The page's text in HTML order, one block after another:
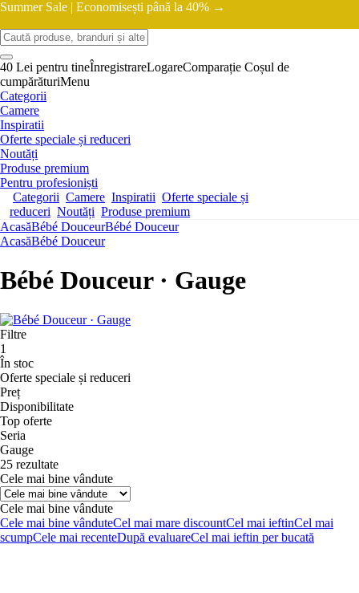
Summer Sale | Economisești până la 40% →
40 Lei pentru tineÎnregistrareLogareComparație Coșul de
cumpărăturiMenu
Categorii
Camere
Inspiratii
Oferte speciale și reduceri
Noutăți
Produse premium
Pentru profesioniști
Categorii Camere Inspiratii Oferte speciale și
reduceri Noutăți Produse premium
AcasăBébé DouceurBébé Douceur
AcasăBébé Douceur
Bébé Douceur · Gauge
Filtre
1
În stoc
Oferte speciale și reduceri
Preț
Disponibilitate
Top oferte
Seria
Gauge
25 rezultate
Cele mai bine vândute
Cele mai bine vândute
Cele mai bine vânduteCel mai mare discountCel mai ieftinCel mai
scumpCele mai recenteDupă evaluareCel mai ieftin per bucată